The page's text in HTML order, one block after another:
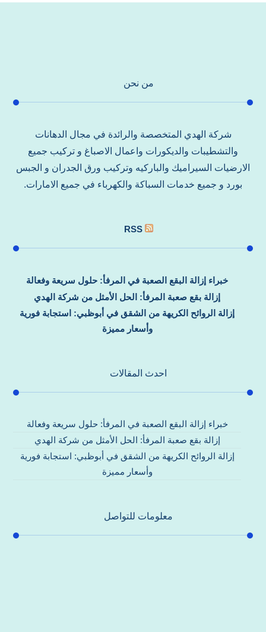
من نحن
شركة الهدي المتخصصة والرائدة في مجال الدهانات
والتشطيبات والديكورات واعمال الاصباغ و تركيب جميع
الارضيات السيراميك والباركيه وتركيب ورق الجدران و الجبس
بورد و جميع خدمات السباكة والكهرباء في جميع الامارات.
RSS
خبراء إزالة البقع الصعبة في المرفأ: حلول سريعة وفعالة
إزالة بقع صعبة المرفأ: الحل الأمثل من شركة الهدي
إزالة الروائح الكريهة من الشقق في أبوظبي: استجابة فورية
وأسعار مميزة
احدث المقالات
خبراء إزالة البقع الصعبة في المرفأ: حلول سريعة وفعالة
إزالة بقع صعبة المرفأ: الحل الأمثل من شركة الهدي
إزالة الروائح الكريهة من الشقق في أبوظبي: استجابة فورية
وأسعار مميزة
معلومات للتواصل